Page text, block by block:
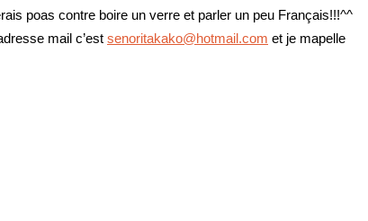
poas contre boire un verre et parler un peu Français!!!^^
mail c’est senoritakako@hotmail.com et je mapelle